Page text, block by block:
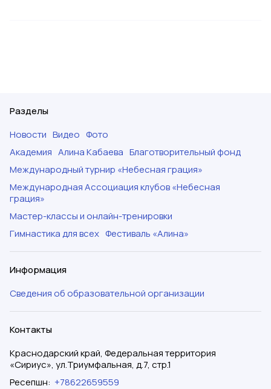
Разделы
Новости Видео Фото
Академия Алина Кабаева Благотворительный фонд
Международный турнир «Небесная грация»
Международная Ассоциация клубов «Небесная
грация»
Мастер-классы и онлайн-тренировки
Гимнастика для всех Фестиваль «Алина»
Информация
Сведения об образовательной организации
Контакты
Краснодарский край, Федеральная территория
«Сириус», ул.Триумфальная, д.7, стр.1
Ресепшн: +78622659559